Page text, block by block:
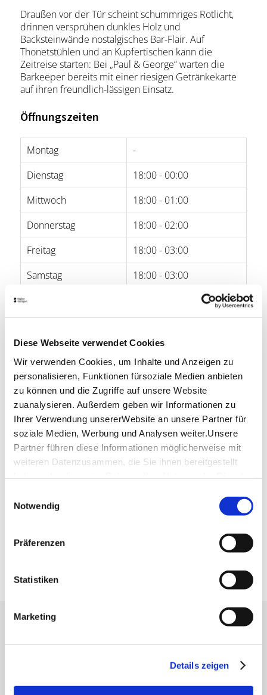
Diese Webseite verwendet Cookies
Wir verwenden Cookies, um Inhalte und Anzeigen zu
personalisieren, Funktionen fürsoziale Medien anbieten
zu können und die Zugriffe auf unsere Website
zuanalysieren. Außerdem geben wir Informationen zu
Ihrer Verwendung unsererWebsite an unsere Partner für
soziale Medien, Werbung und Analysen weiter.Unsere
Partner führen diese Informationen möglicherweise mit
weiteren Datenzusammen, die Sie ihnen bereitgestellt
Impressum
Notwendig
Präferenzen
Statistiken
Marketing
Details zeigen
Draußen vor der Tür scheint schummriges Rotlicht,
drinnen versprühen dunkles Holz und
Backsteinwände nostalgisches Bar-Flair. Auf
Thonetstühlen und an Kupfertischen kann die
Zeitreise starten: Bei „Paul & George“ warten die
Barkeeper bereits mit einer riesigen Getränkekarte
auf ihren freundlich-lässigen Einsatz.
Öffnungszeiten
Montag
-
Dienstag
18:00 - 00:00
Mittwoch
18:00 - 01:00
Donnerstag
18:00 - 02:00
Freitag
18:00 - 03:00
Samstag
18:00 - 03:00
Sonntag
Lage & Kontakt
Paul & George – Bar/House
Weberstr. 3
70182 Stuttgart
Website:
www.paulandgeorge.de
Highlights und aktuellen Angeboten in